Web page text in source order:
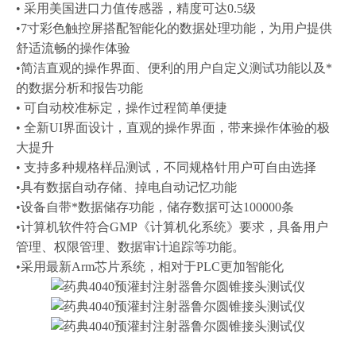
• 采用美国进口力值传感器，精度可达0.5级
•7寸彩色触控屏搭配智能化的数据处理功能，为用户提供
舒适流畅的操作体验
•简洁直观的操作界面、便利的用户自定义测试功能以及*
的数据分析和报告功能
• 可自动校准标定，操作过程简单便捷
• 全新UI界面设计，直观的操作界面，带来操作体验的极
大提升
• 支持多种规格样品测试，不同规格针用户可自由选择
•具有数据自动存储、掉电自动记忆功能
•设备自带*数据储存功能，储存数据可达100000条
•计算机软件符合GMP《计算机化系统》要求，具备用户
管理、权限管理、数据审计追踪等功能。
•采用最新Arm芯片系统，相对于PLC更加智能化